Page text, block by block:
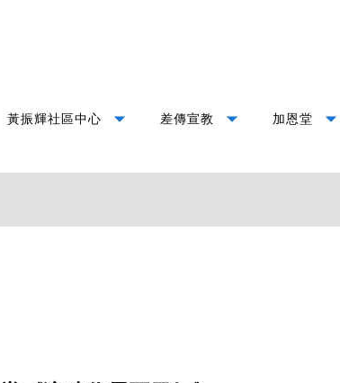
黃振輝社區中心 arrow_drop_down 差傳宣教 arrow_drop_down 加恩堂 arrow_drop_down